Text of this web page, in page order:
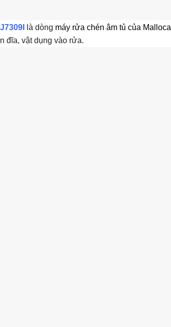
là dòng máy rửa chén âm tủ của Malloca
đĩa, vật dụng vào rửa.